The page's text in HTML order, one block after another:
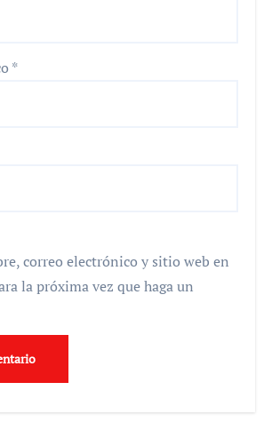
*
correo electrónico y sitio web en
la próxima vez que haga un